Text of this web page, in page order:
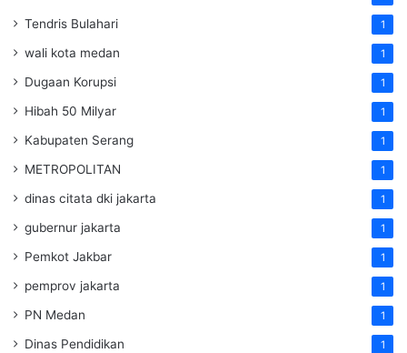
Tendris Bulahari 1
wali kota medan 1
Dugaan Korupsi 1
Hibah 50 Milyar 1
Kabupaten Serang 1
METROPOLITAN 1
dinas citata dki jakarta 1
gubernur jakarta 1
Pemkot Jakbar 1
pemprov jakarta 1
PN Medan 1
Dinas Pendidikan 1